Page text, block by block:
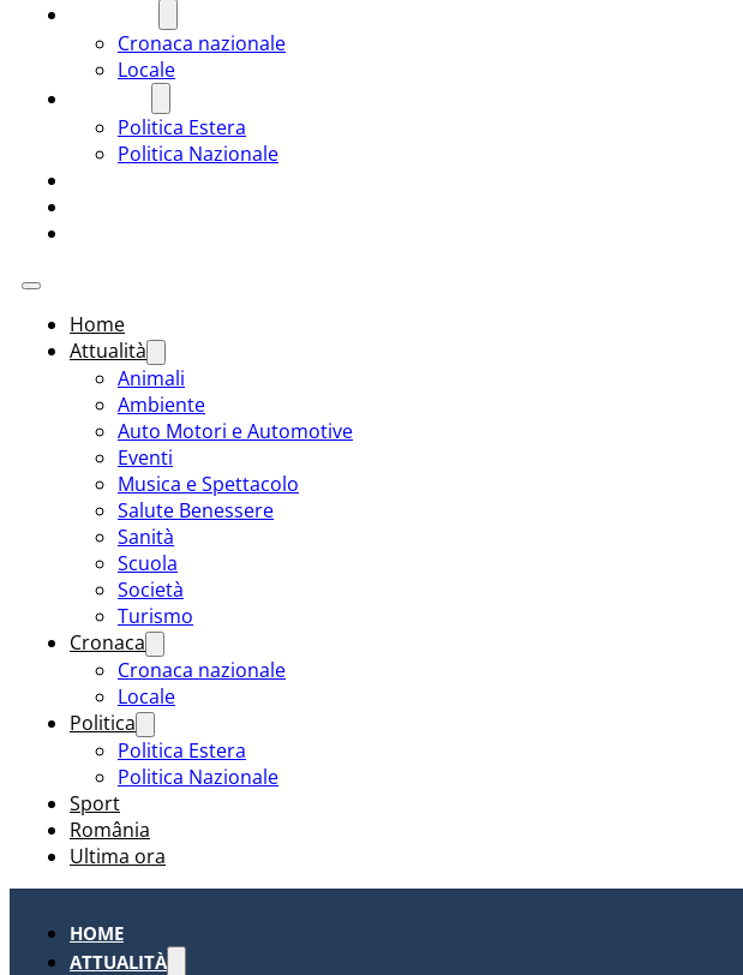
Cronaca nazionale
Locale
Politica Estera
Politica Nazionale
Home
Attualità
Animali
Ambiente
Auto Motori e Automotive
Eventi
Musica e Spettacolo
Salute Benessere
Sanità
Scuola
Società
Turismo
Cronaca
Cronaca nazionale
Locale
Politica
Politica Estera
Politica Nazionale
Sport
România
Ultima ora
HOME
ATTUALITÀ